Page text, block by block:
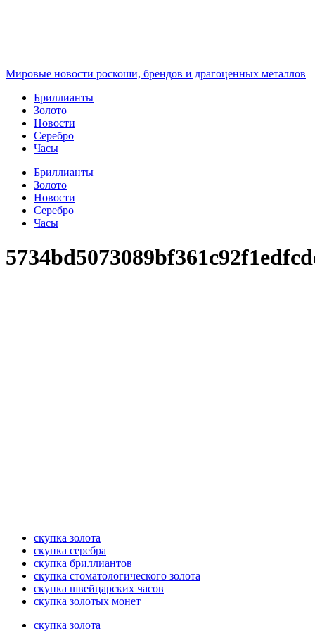
Мировые новости роскоши, брендов и драгоценных металлов
Бриллианты
Золото
Новости
Серебро
Часы
Бриллианты
Золото
Новости
Серебро
Часы
скупка золота
скупка серебра
скупка бриллиантов
скупка стоматологического золота
скупка швейцарских часов
скупка золотых монет
скупка золота